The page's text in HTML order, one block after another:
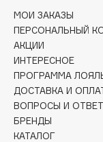
Deonica
Dessange
Dior
Dolce & Gabbana
Dolomit
Dorco
МОИ ЗАКАЗЫ
ПЕРСОНАЛЬНЫЙ
АКЦИИ
ИНТЕРЕСНОЕ
ПРОГРАММА
ДОСТАВКА И
ВОПРОСЫ И
БРЕНДЫ
КАТАЛОГ